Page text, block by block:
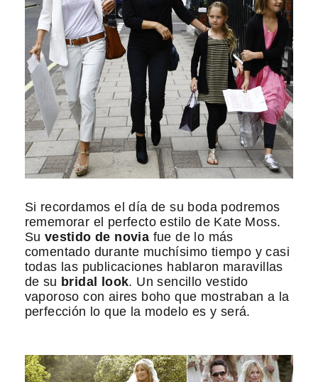
Si recordamos el día de su boda podremos
rememorar el perfecto estilo de Kate Moss.
Su vestido de novia fue de lo más
comentado durante muchísimo tiempo y casi
todas las publicaciones hablaron maravillas
de su bridal look. Un sencillo vestido
vaporoso con aires boho que mostraban a la
perfección lo que la modelo es y será.